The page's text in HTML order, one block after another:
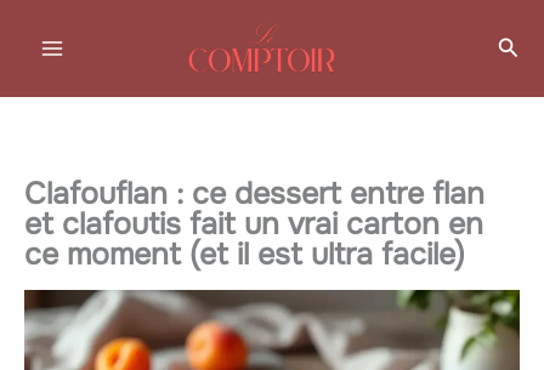
Clafouflan : ce dessert entre flan
et clafoutis fait un vrai carton en
ce moment (et il est ultra facile)